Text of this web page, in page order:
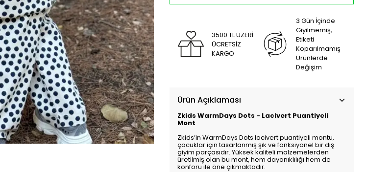
3500 TL ÜZERİ
ÜCRETSİZ
KARGO
3 Gün İçinde
Giyilmemiş,
Etiketi
Koparılmamış
Ürünlerde
Değişim
Ürün Açıklaması
Zkids WarmDays Dots - Lacivert Puantiyeli
Mont
Zkids’in WarmDays Dots lacivert puantiyeli montu,
çocuklar için tasarlanmış şık ve fonksiyonel bir dış
giyim parçasıdır. Yüksek kaliteli malzemelerden
üretilmiş olan bu mont, hem dayanıklılığı hem de
konforu ile öne çıkmaktadır.